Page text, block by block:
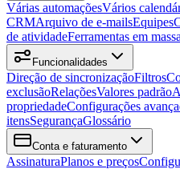
Várias automaçõesVários
CRMArquivo de e-mailsEquipes
de atividadeFerramentas em massa
Funcionalidades
Direção de sincronizaçãoFiltros
exclusãoRelaçõesValores padrão
propriedadeConfigurações
itensSegurançaGlossário
Conta e faturamento
AssinaturaPlanos e preços